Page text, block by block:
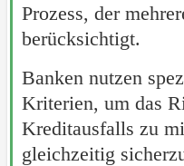
Prozess, der
berücksichtigt.
Banken nutzen
Kriterien, um das
Kreditausfalls zu
gleichzeitig